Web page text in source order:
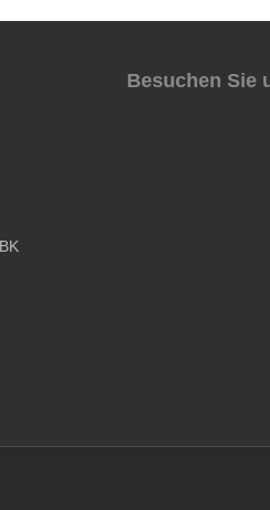
Besuchen Sie